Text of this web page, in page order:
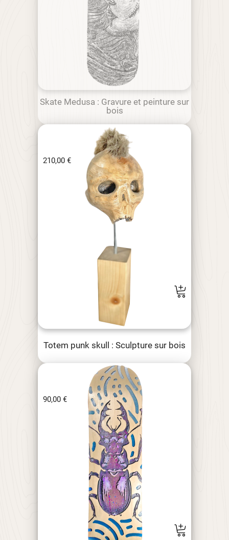
Skate Medusa : Gravure et peinture sur
bois
Totem punk skull : Sculpture sur bois
210,00 €
90,00 €